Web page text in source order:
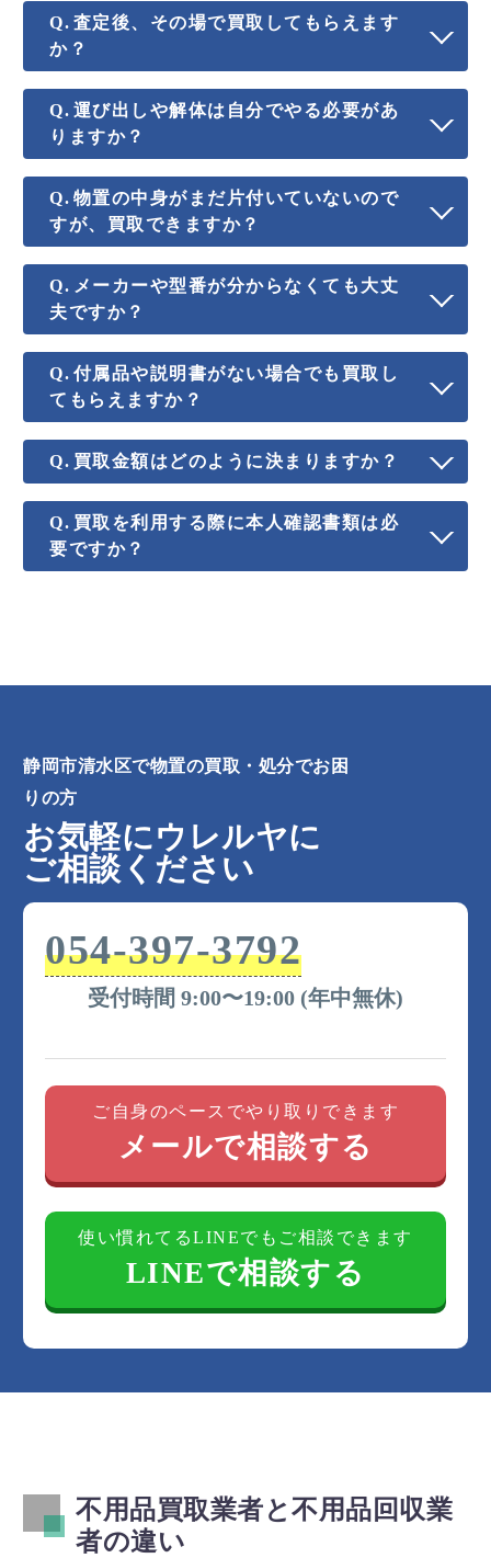
査定後、その場で買取してもらえます
か？
運び出しや解体は自分でやる必要があ
りますか？
物置の中身がまだ片付いていないので
すが、買取できますか？
メーカーや型番が分からなくても大丈
夫ですか？
付属品や説明書がない場合でも買取し
てもらえますか？
買取金額はどのように決まりますか？
買取を利用する際に本人確認書類は必
要ですか？
静岡市清水区で物置の買取・処分でお困
りの方
お気軽にウレルヤに
ご相談ください
054-397-3792
受付時間 9:00〜19:00 (年中無休)
ご自身のペースでやり取りできます
メールで相談する
使い慣れてるLINEでもご相談できます
LINEで相談する
不用品買取業者と不用品回収業
者の違い